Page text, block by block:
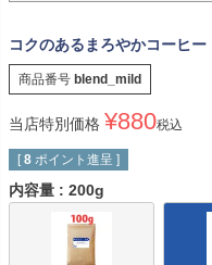
コクのあるまろやかコーヒー
商品番号 blend_mild
当店特別価格 ¥880税込
[ 8 ポイント進呈 ]
内容量 200g